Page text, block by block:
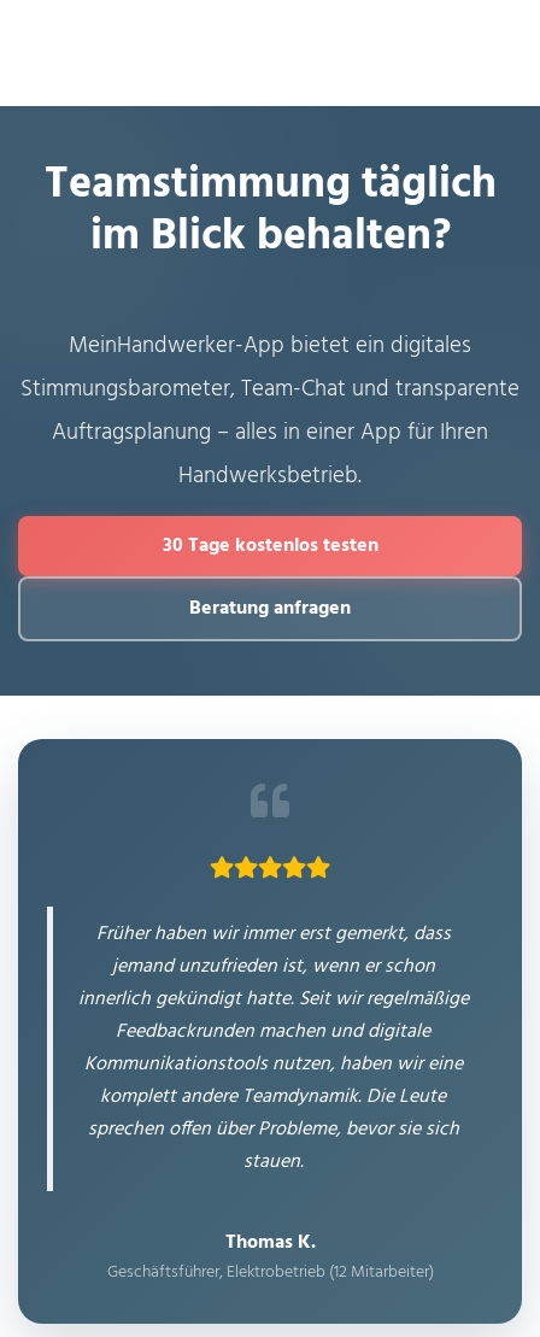
Teamstimmung täglich
im Blick behalten?
MeinHandwerker-App bietet ein digitales
Stimmungsbarometer, Team-Chat und transparente
Auftragsplanung – alles in einer App für Ihren
Handwerksbetrieb.
30 Tage kostenlos testen
Beratung anfragen
Früher haben wir immer erst gemerkt, dass
jemand unzufrieden ist, wenn er schon
innerlich gekündigt hatte. Seit wir regelmäßige
Feedbackrunden machen und digitale
Kommunikationstools nutzen, haben wir eine
komplett andere Teamdynamik. Die Leute
sprechen offen über Probleme, bevor sie sich
stauen.
Thomas K.
Geschäftsführer, Elektrobetrieb (12 Mitarbeiter)